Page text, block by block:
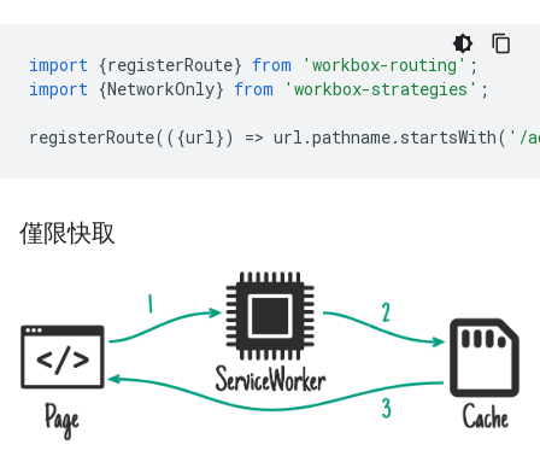
import {registerRoute} from 'workbox-routing' ;
import {NetworkOnly} from 'workbox-strategies' ;
registerRoute(({url}) => url .pathname. startsWith( '/
僅限快取